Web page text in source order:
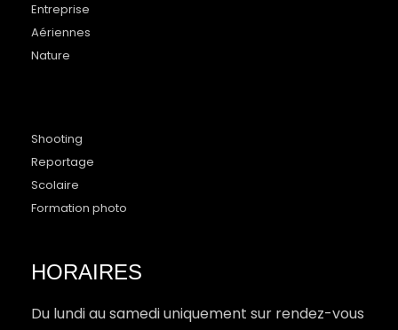
Entreprise
Aériennes
Nature
Shooting
Reportage
Scolaire
Formation photo
HORAIRES
Du lundi au samedi uniquement sur rendez-vous